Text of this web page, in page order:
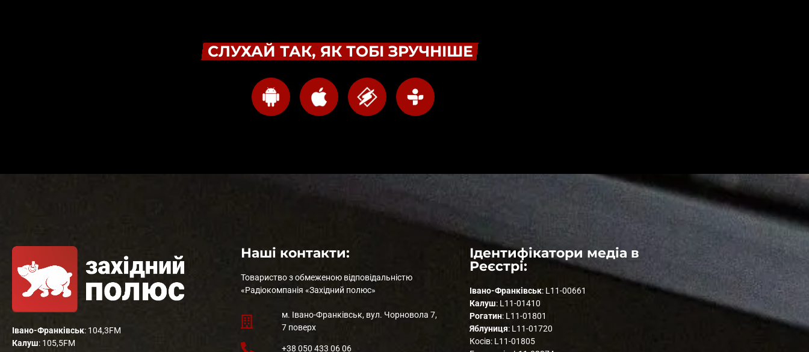
СЛУХАЙ ТАК, ЯК ТОБІ ЗРУЧНІШЕ
Івано-Франківськ: 104,3FM
Калуш: 105,5FM
Наші контакти:
Товариство з обмеженою відповідальністю
«Радіокомпанія «Західний полюс»
м. Івано-Франківськ, вул. Чорновола 7,
7 поверх
+38 050 433 06 06
Ідентифікатори медіа в
Реєстрі:
Івано-Франківськ: L11-00661
Калуш: L11-01410
Рогатин: L11-01801
Яблуниця: L11-01720
Косів: L11-01805